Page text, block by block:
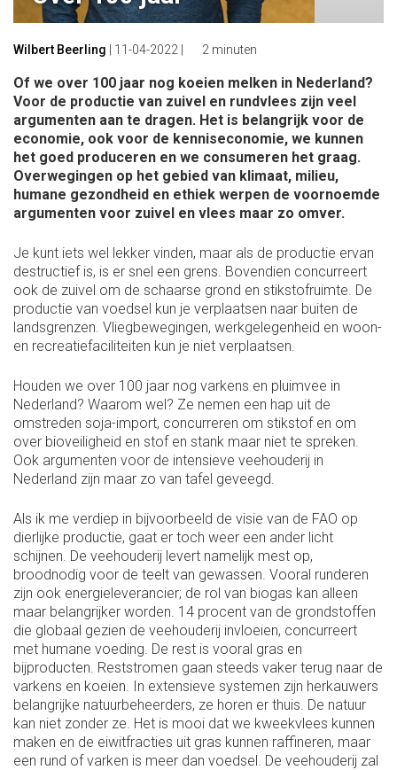
Wilbert Beerling 11-04-2022 2 minuten
Of we over 100 jaar nog koeien melken in Nederland?
Voor de productie van zuivel en rundvlees zijn veel
argumenten aan te dragen. Het is belangrijk voor de
economie, ook voor de kenniseconomie, we kunnen
het goed produceren en we consumeren het graag.
Overwegingen op het gebied van klimaat, milieu,
humane gezondheid en ethiek werpen de voornoemde
argumenten voor zuivel en vlees maar zo omver.
Je kunt iets wel lekker vinden, maar als de productie ervan
destructief is, is er snel een grens. Bovendien concurreert
ook de zuivel om de schaarse grond en stikstofruimte. De
productie van voedsel kun je verplaatsen naar buiten de
landsgrenzen. Vliegbewegingen, werkgelegenheid en woon-
en recreatiefaciliteiten kun je niet verplaatsen.
Houden we over 100 jaar nog varkens en pluimvee in
Nederland? Waarom wel? Ze nemen een hap uit de
omstreden soja-import, concurreren om stikstof en om
over bioveiligheid en stof en stank maar niet te spreken.
Ook argumenten voor de intensieve veehouderij in
Nederland zijn maar zo van tafel geveegd.
Als ik me verdiep in bijvoorbeeld de visie van de FAO op
dierlijke productie, gaat er toch weer een ander licht
schijnen. De veehouderij levert namelijk mest op,
broodnodig voor de teelt van gewassen. Vooral runderen
zijn ook energieleverancier; de rol van biogas kan alleen
maar belangrijker worden. 14 procent van de grondstoffen
die globaal gezien de veehouderij invloeien, concurreert
met humane voeding. De rest is vooral gras en
bijproducten. Reststromen gaan steeds vaker terug naar de
varkens en koeien. In extensieve systemen zijn herkauwers
belangrijke natuurbeheerders, ze horen er thuis. De natuur
kan niet zonder ze. Het is mooi dat we kweekvlees kunnen
maken en de eiwitfracties uit gras kunnen raffineren, maar
een rund of varken is meer dan voedsel. De veehouderij zal